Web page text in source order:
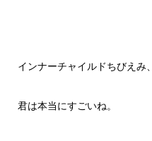
インナーチャイルドちびえみ、
君は本当にすごいね。